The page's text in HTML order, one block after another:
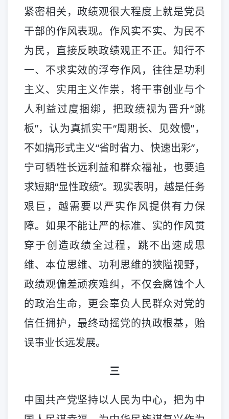
紧密相关，政绩观很大程度上就是党员
干部的作风表现。作风实不实、为民不
为民，直接反映政绩观正不正。知行不
一、不求实效的浮夸作风，往往是功利
主义、实用主义作祟，将干事创业与个
人利益过度捆绑，把政绩视为晋升“跳
板”，认为真抓实干“周期长、见效慢”，
不如搞形式主义“省时省力、快速出彩”，
宁可牺牲长远利益和群众福祉，也要追
求短期“显性政绩”。现实表明，越是任务
艰巨，越需要以严实作风提供有力保
障。如果不能让严的标准、实的作风贯
穿于创造政绩全过程，跳不出速成思
维、本位思维、功利思维的狭隘视野，
政绩观偏差顽疾难纠，不仅会腐蚀个人
的政治生命，更会辜负人民群众对党的
信任拥护，最终动摇党的执政根基，贻
误事业长远发展。
三
中国共产党坚持以人民为中心，把为中